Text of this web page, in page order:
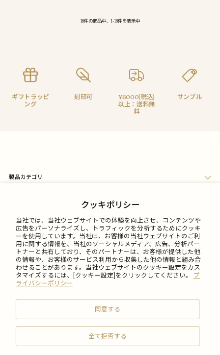
クッキポリシー
当社では、当社ウェブサイトでの体験を向上させ、コンテンツや
広告をパーソナライズし、トラフィックを分析するためにクッキ
ーを使用しています。当社は、お客様の当社ウェブサイトのご利
用に関する情報を、当社のソーシャルメディア、広告、分析パー
トナーと共有しており、そのパートナーは、お客様が提供した他
の情報や、お客様のサービス利用から収集した他の情報と組み合
わせることがあります。当社ウェブサイトのクッキー設定をカス
タマイズするには、[クッキー設定]をクリックしてください。 プ
ライバシーポリシー
同意する
全て拒否する
18件の商品中、1-18件を表示中
ギフトラッピ
ング
刻印可
¥6000(税込)
以上：送料無
料
サンプル
製品カテゴリ
FAQ
ご利用について
会社情報